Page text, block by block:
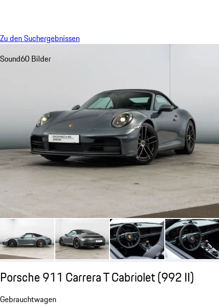
Zu den Suchergebnissen
Sound60 Bilder
Porsche 911 Carrera T Cabriolet(992 II)
Gebrauchtwagen